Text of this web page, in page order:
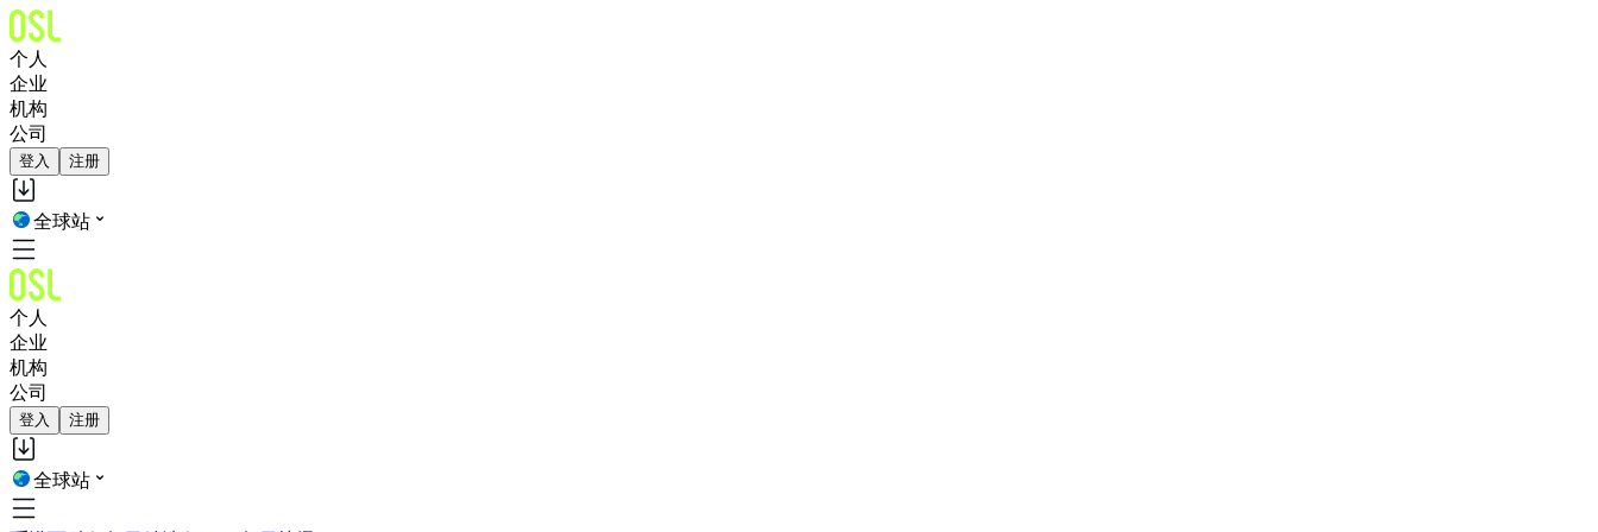
个人
企业
机构
公司
登入 注册
全球站
个人
企业
机构
公司
登入 注册
全球站